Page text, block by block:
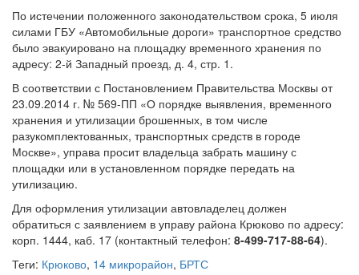
По истечении положенного законодательством срока, 5 июля
силами ГБУ «Автомобильные дороги» транспортное средство
было эвакуировано на площадку временного хранения по
адресу: 2-й Западный проезд, д. 4, стр. 1.
В соответствии с Постановлением Правительства Москвы от
23.09.2014 г. № 569-ПП «О порядке выявления, временного
хранения и утилизации брошенных, в том числе
разукомплектованных, транспортных средств в городе
Москве», управа просит владельца забрать машину с
площадки или в установленном порядке передать на
утилизацию.
Для оформления утилизации автовладелец должен
обратиться с заявлением в управу района Крюково по адресу:
корп. 1444, каб. 17 (контактный телефон: 8-499-717-88-64).
Теги: Крюково, 14 микрорайон, БРТС